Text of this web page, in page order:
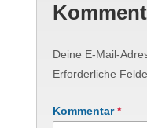
Deine E-Mail-
Erforderliche
Kommentar*